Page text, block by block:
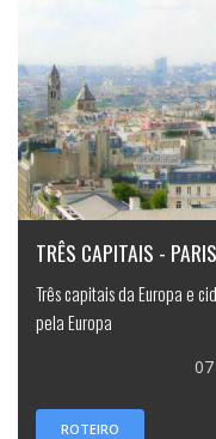
TRÊS CAPITAIS -
Três capitais da Europa e
pela Europa
ROTEIRO